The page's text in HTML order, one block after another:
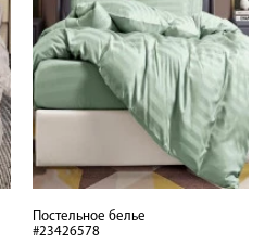
Постельное белье
#23426578